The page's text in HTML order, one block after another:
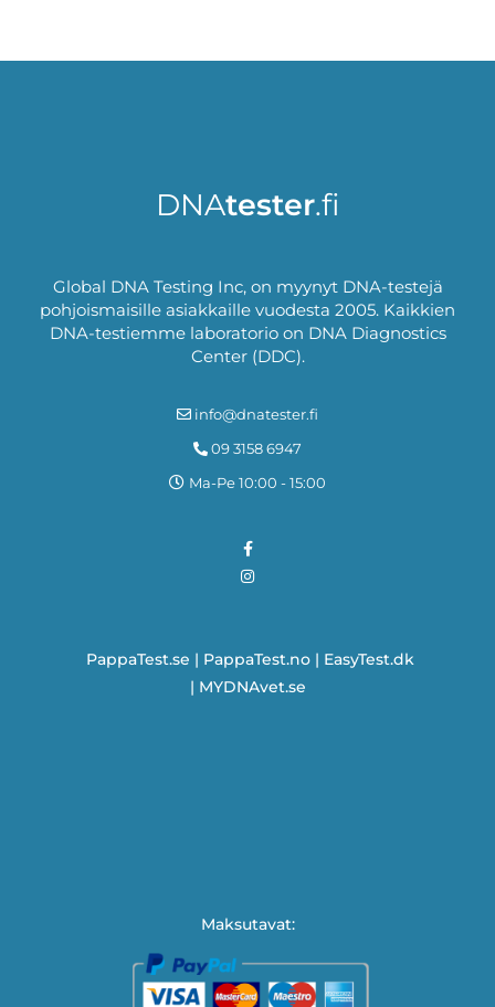
DNAtester.fi
Global DNA Testing Inc, on myynyt DNA-testejä
pohjoismaisille asiakkaille vuodesta 2005. Kaikkien
DNA-testiemme laboratorio on DNA Diagnostics
Center (DDC).
info@dnatester.fi
09 3158 6947
Ma-Pe 10:00 - 15:00
PappaTest.se | PappaTest.no| EasyTest.dk
| MYDNAvet.se
Maksutavat: